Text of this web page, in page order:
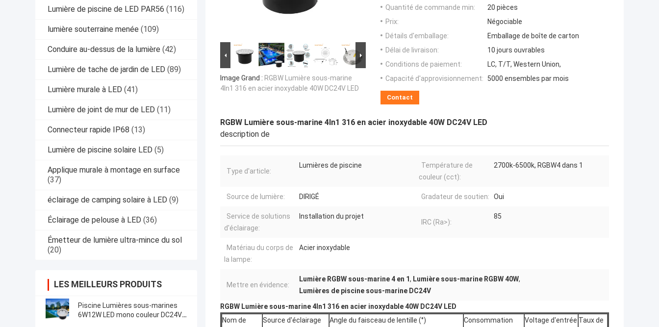
Lumière de piscine de LED PAR56 (116)
lumière souterraine menée (109)
Conduire au-dessus de la lumière (42)
Lumière de tache de jardin de LED (89)
Lumière murale à LED (41)
Lumière de joint de mur de LED (11)
Connecteur rapide IP68 (13)
Lumière de piscine solaire LED (5)
Applique murale à montage en surface
(37)
éclairage de camping solaire à LED (9)
Éclairage de pelouse à LED (36)
Émetteur de lumière ultra-mince du sol
(20)
LES MEILLEURS PRODUITS
Piscine Lumières sous-marines
6W12W LED mono couleur DC24V
Image Grand : RGBW Lumière sous-marine
4In1 316 en acier inoxydable 40W DC24V LED
Quantité de commande min:
20 pièces
Prix:
Négociable
Détails d'emballage:
Emballage de boîte de carton
Délai de livraison:
10 jours ouvrables
Conditions de paiement:
LC, T/T, Western Union,
Capacité d'approvisionnement:
5000 ensembles par mois
Contact
RGBW Lumière sous-marine 4In1 316 en acier inoxydable 40W DC24V LED
description de
Type d'article:
Lumières de piscine
Température de
couleur (cct):
2700k-6500k, RGBW4 dans 1
Source de lumière: DIRIGÉ Gradateur de soutien: Oui
Service de solutions
d'éclairage:
Installation du projet
IRC (Ra>):
85
Matériau du corps de
la lampe:
Acier inoxydable
Mettre en évidence:
Lumière RGBW sous-marine 4 en 1, Lumière sous-marine RGBW 40W,
Lumières de piscine sous-marine DC24V
RGBW Lumière sous-marine 4In1 316 en acier inoxydable 40W DC24V LED
Nom de
Source d'éclairage Angle du faisceau de lentille (°)
Consommation
Voltage d'entrée Taux de